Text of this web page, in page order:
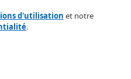
d'utilisation et notre
.